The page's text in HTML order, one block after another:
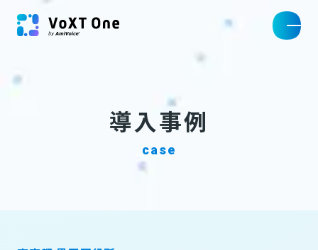
導入事例
case